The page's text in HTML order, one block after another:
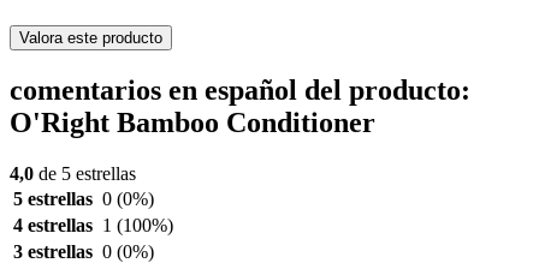
Valora este producto
comentarios en español del producto:
O'Right Bamboo Conditioner
4,0 de 5 estrellas
5 estrellas 0 (0%)
4 estrellas 1 (100%)
3 estrellas 0 (0%)